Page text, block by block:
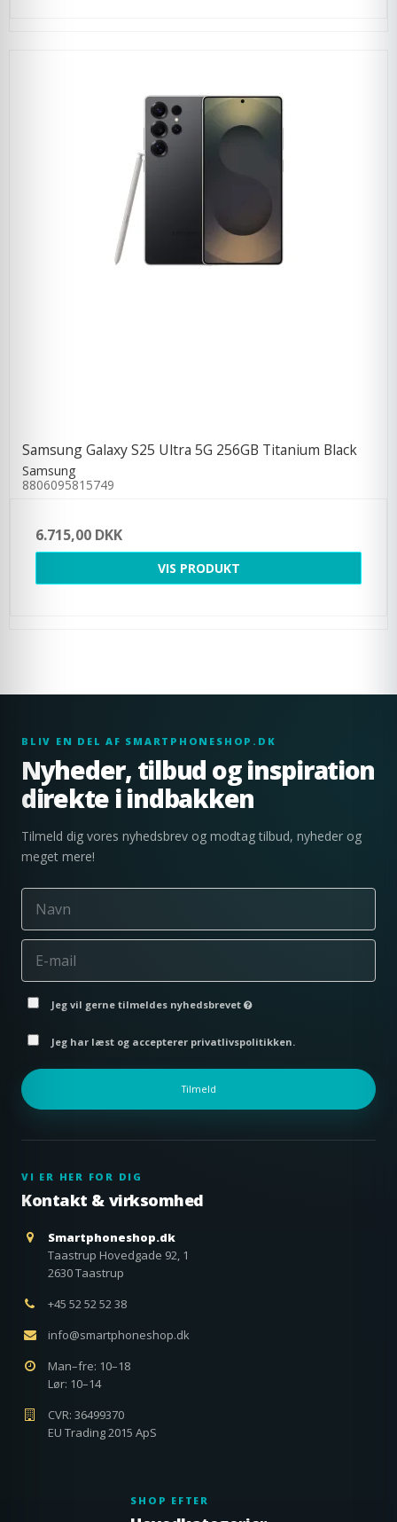
Samsung Galaxy S25 Ultra 5G 256GB Titanium Black
Samsung
8806095815749
6.715,00 DKK
VIS PRODUKT
BLIV EN DEL AF SMARTPHONESHOP.DK
Nyheder, tilbud og inspiration
direkte i indbakken
Tilmeld dig vores nyhedsbrev og modtag tilbud, nyheder og
meget mere!
Jeg vil gerne tilmeldes nyhedsbrevet
Jeg har læst og accepterer privatlivspolitikken.
Tilmeld
VI ER HER FOR DIG
Kontakt & virksomhed
Smartphoneshop.dk
Taastrup Hovedgade 92, 1
2630 Taastrup
+45 52 52 52 38
info@smartphoneshop.dk
Man–fre: 10–18
Lør: 10–14
CVR: 36499370
EU Trading 2015 ApS
SHOP EFTER